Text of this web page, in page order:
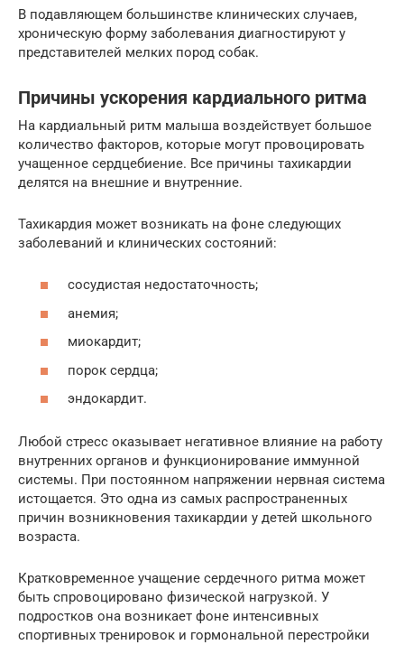
В подавляющем большинстве клинических случаев,
хроническую форму заболевания диагностируют у
представителей мелких пород собак.
Причины ускорения кардиального ритма
На кардиальный ритм малыша воздействует большое
количество факторов, которые могут провоцировать
учащенное сердцебиение. Все причины тахикардии
делятся на внешние и внутренние.
Тахикардия может возникать на фоне следующих
заболеваний и клинических состояний:
сосудистая недостаточность;
анемия;
миокардит;
порок сердца;
эндокардит.
Любой стресс оказывает негативное влияние на работу
внутренних органов и функционирование иммунной
системы. При постоянном напряжении нервная система
истощается. Это одна из самых распространенных
причин возникновения тахикардии у детей школьного
возраста.
Кратковременное учащение сердечного ритма может
быть спровоцировано физической нагрузкой. У
подростков она возникает фоне интенсивных
спортивных тренировок и гормональной перестройки